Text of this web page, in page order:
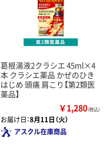
葛根湯液2クラシエ 45ml×4
本 クラシエ薬品 かぜのひき
はじめ 頭痛 肩こり【第2類医
薬品】
￥1,280（税込）
お届け日：8月11日（火）
アスクル在庫商品